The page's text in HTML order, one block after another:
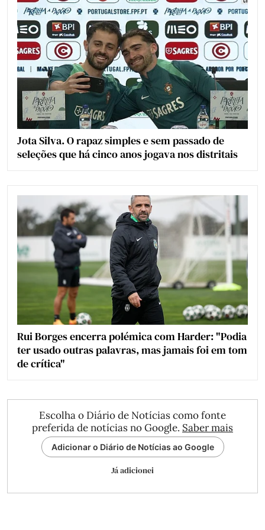
Jota Silva. O rapaz simples e sem passado de
seleções que há cinco anos jogava nos distritais
Rui Borges encerra polémica com Harder: "Podia
ter usado outras palavras, mas jamais foi em tom
de crítica"
Escolha o Diário de Notícias como fonte
preferida de notícias no Google. Saber mais
Adicionar o Diário de Notícias ao Google
Já adicionei